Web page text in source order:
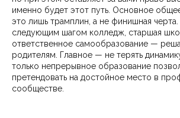
именно будет этот путь. Основное
это лишь трамплин, а не финишная
следующим шагом колледж, старшая
ответственное самообразование —
родителям. Главное — не терять
только непрерывное образование
претендовать на достойное место в
сообществе.